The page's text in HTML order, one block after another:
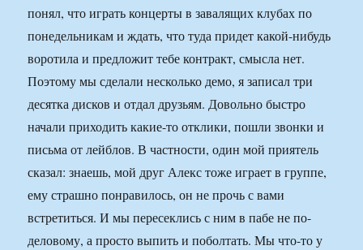
понял, что играть концерты в завалящих клубах по
понедельникам и ждать, что туда придет какой-нибудь
воротила и предложит тебе контракт, смысла нет.
Поэтому мы сделали несколько демо, я записал три
десятка дисков и отдал друзьям. Довольно быстро
начали приходить какие-то отклики, пошли звонки и
письма от лейблов. В частности, один мой приятель
сказал: знаешь, мой друг Алекс тоже играет в группе,
ему страшно понравилось, он не прочь с вами
встретиться. И мы пересеклись с ним в пабе не по-
деловому, а просто выпить и поболтать. Мы что-то у